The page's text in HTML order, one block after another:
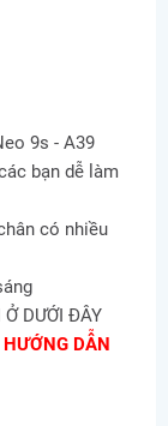
9s - A39
bạn dễ làm
có nhiều
DƯỚI ĐÂY
DẪN